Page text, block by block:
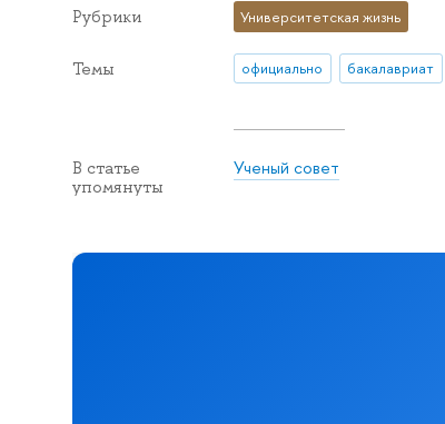
Рубрики Университетская жизнь
Темы официально бакалавриат
В статье
упомянуты
Ученый совет